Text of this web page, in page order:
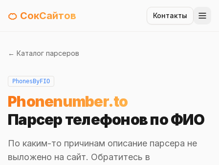
🍊 СокСайтов Контакты
← Каталог парсеров
PhonesByFIO
Phonenumber.to
Парсер телефонов по ФИО
По каким-то причинам описание парсера не
выложено на сайт. Обратитесь в